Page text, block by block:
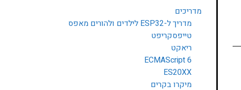
מדריכים
מדריך ל-ESP32 לילדים ולהורים מאפס
טייפסקריפט
ריאקט
ECMAScript 6
ES20XX
מיקרו בקרים